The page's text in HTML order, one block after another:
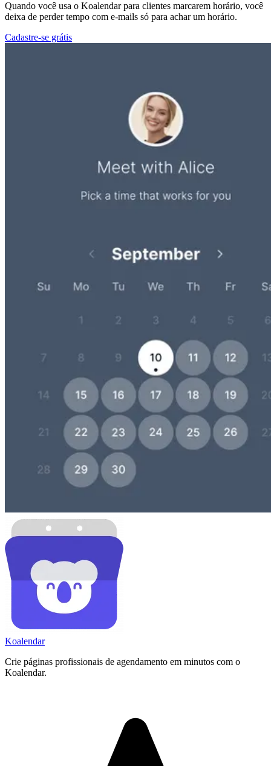
Quando você usa o Koalendar para clientes marcarem horário, você
deixa de perder tempo com e-mails só para achar um horário.
Cadastre-se grátis
Koalendar
Crie páginas profissionais de agendamento em minutos com o
Koalendar.